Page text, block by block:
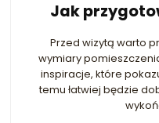
Jak
Przed wizytą warto
wymiary
inspiracje, które
temu łatwiej będzie